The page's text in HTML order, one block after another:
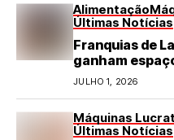
Alimentação
Últimas Notícias
Franquias de
ganham
refeições
JULHO 1, 2026
Máquinas
Últimas Notícias